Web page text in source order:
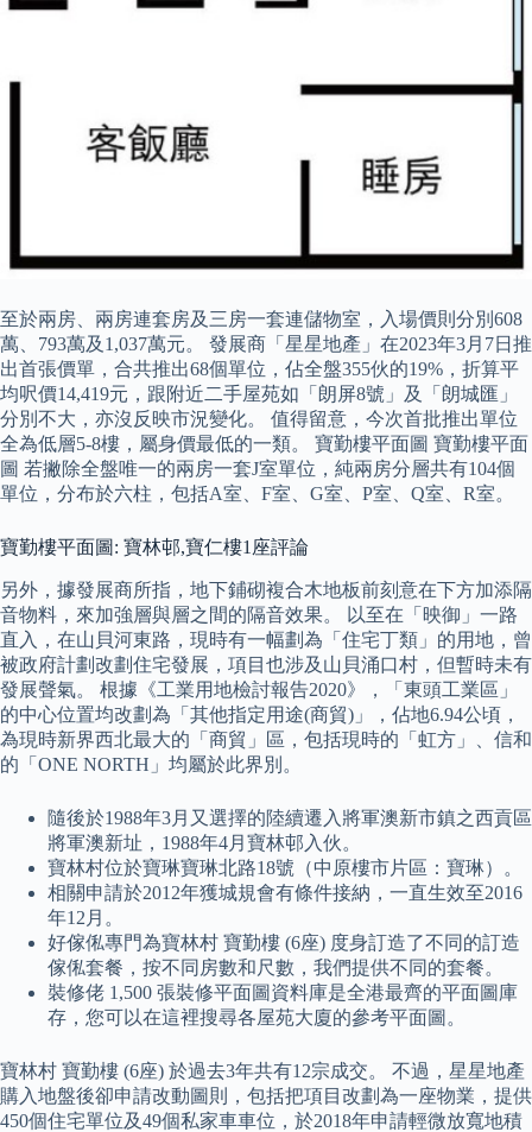
至於兩房、兩房連套房及三房一套連儲物室，入場價則分別608
萬、793萬及1,037萬元。 發展商「星星地產」在2023年3月7日推
出首張價單，合共推出68個單位，佔全盤355伙的19%，折算平
均呎價14,419元，跟附近二手屋苑如「朗屏8號」及「朗城匯」
分別不大，亦沒反映市況變化。 值得留意，今次首批推出單位
全為低層5-8樓，屬身價最低的一類。 寶勤樓平面圖 寶勤樓平面
圖 若撇除全盤唯一的兩房一套J室單位，純兩房分層共有104個
單位，分布於六柱，包括A室、F室、G室、P室、Q室、R室。
寶勤樓平面圖: 寶林邨,寶仁樓1座評論
另外，據發展商所指，地下鋪砌複合木地板前刻意在下方加添隔
音物料，來加強層與層之間的隔音效果。 以至在「映御」一路
直入，在山貝河東路，現時有一幅劃為「住宅丁類」的用地，曾
被政府計劃改劃住宅發展，項目也涉及山貝涌口村，但暫時未有
發展聲氣。 根據《工業用地檢討報告2020》，「東頭工業區」
的中心位置均改劃為「其他指定用途(商貿)」，佔地6.94公頃，
為現時新界西北最大的「商貿」區，包括現時的「虹方」、信和
的「ONE NORTH」均屬於此界別。
隨後於1988年3月又選擇的陸續遷入將軍澳新市鎮之西貢區
將軍澳新址，1988年4月寶林邨入伙。
寶林村位於寶琳寶琳北路18號（中原樓市片區：寶琳）。
相關申請於2012年獲城規會有條件接納，一直生效至2016
年12月。
好傢俬專門為寶林村 寶勤樓 (6座) 度身訂造了不同的訂造
傢俬套餐，按不同房數和尺數，我們提供不同的套餐。
裝修佬 1,500 張裝修平面圖資料庫是全港最齊的平面圖庫
存，您可以在這裡搜尋各屋苑大廈的參考平面圖。
寶林村 寶勤樓 (6座) 於過去3年共有12宗成交。 不過，星星地產
購入地盤後卻申請改動圖則，包括把項目改劃為一座物業，提供
450個住宅單位及49個私家車車位，於2018年申請輕微放寬地積